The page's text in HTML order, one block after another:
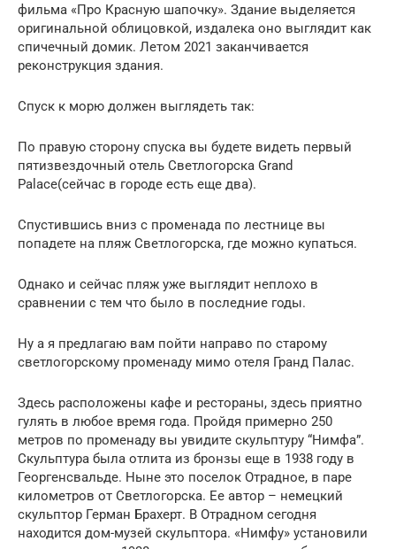
фильма «Про Красную шапочку». Здание выделяется
оригинальной облицовкой, издалека оно выглядит как
спичечный домик. Летом 2021 заканчивается
реконструкция здания.
Спуск к морю должен выглядеть так:
По правую сторону спуска вы будете видеть первый
пятизвездочный отель Светлогорска Grand
Palace(сейчас в городе есть еще два).
Спустившись вниз с променада по лестнице вы
попадете на пляж Светлогорска, где можно купаться.
Однако и сейчас пляж уже выглядит неплохо в
сравнении с тем что было в последние годы.
Ну а я предлагаю вам пойти направо по старому
светлогорскому променаду мимо отеля Гранд Палас.
Здесь расположены кафе и рестораны, здесь приятно
гулять в любое время года. Пройдя примерно 250
метров по променаду вы увидите скульптуру “Нимфа”.
Скульптура была отлита из бронзы еще в 1938 году в
Георгенсвальде. Ныне это поселок Отрадное, в паре
километров от Светлогорска. Ее автор – немецкий
скульптор Герман Брахерт. В Отрадном сегодня
находится дом-музей скульптора. «Нимфу» установили